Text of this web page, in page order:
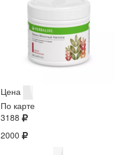
Цена
По карте
3188
2000